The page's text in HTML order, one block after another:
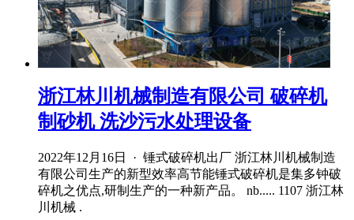
浙江林川机械制造有限公司 破碎机
制砂机 洗沙污水处理设备
2022年12月16日 · 锤式破碎机出厂 浙江林川机械制造
有限公司生产的新型效率高节能锤式破碎机是集多钟破
碎机之优点,研制生产的一种新产品。 nb..... 1107 浙江林
川机械 .